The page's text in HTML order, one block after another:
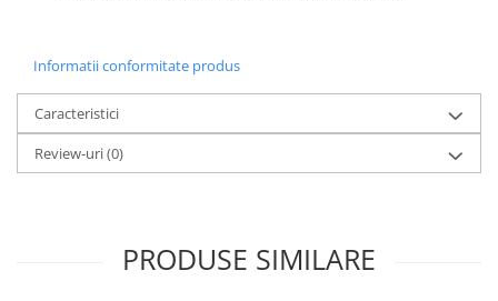
Informatii conformitate produs
Caracteristici
Review-uri(0)
PRODUSE SIMILARE